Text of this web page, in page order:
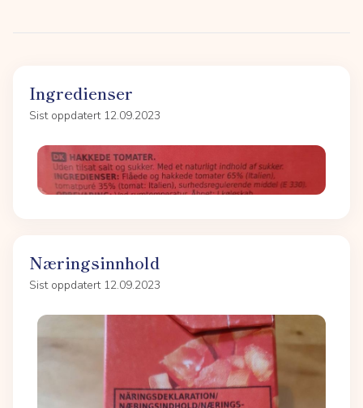
Ingredienser
Sist oppdatert 12.09.2023
Næringsinnhold
Sist oppdatert 12.09.2023